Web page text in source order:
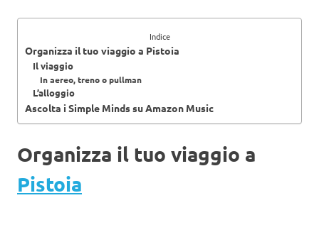
Indice
Organizza il tuo viaggio a Pistoia
Il viaggio
In aereo, treno o pullman
L’alloggio
Ascolta i Simple Minds su Amazon Music
Organizza il tuo viaggio a
Pistoia